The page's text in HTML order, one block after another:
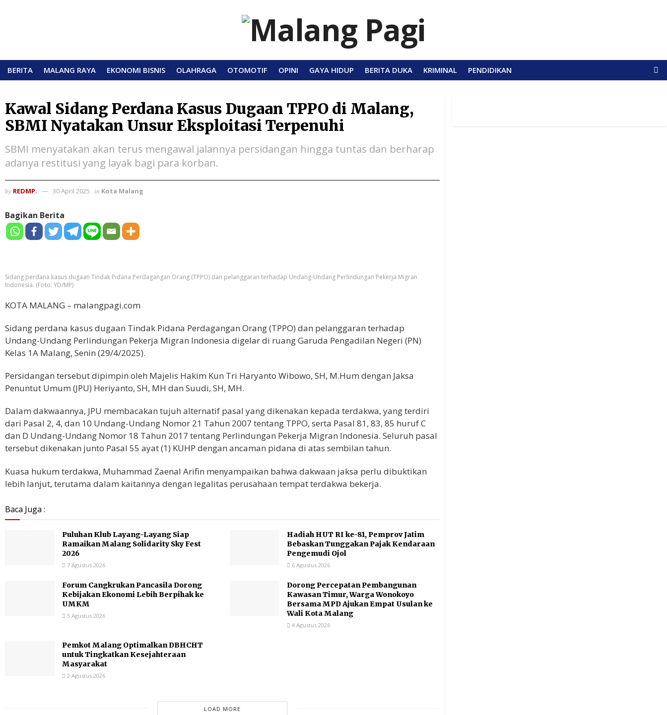
BERITA MALANG RAYA EKONOMI BISNIS OLAHRAGA OTOMOTIF OPINI GAYA HIDUP BERITA DUKA KRIMINAL PENDIDIKAN
Kawal Sidang Perdana Kasus Dugaan TPPO di Malang,
SBMI Nyatakan Unsur Eksploitasi Terpenuhi
SBMI menyatakan akan terus mengawal jalannya persidangan hingga tuntas dan berharap
adanya restitusi yang layak bagi para korban.
by REDMP. 30 April 2025 in Kota Malang
Bagikan Berita
Sidang perdana kasus dugaan Tindak Pidana Perdagangan Orang (TPPO) dan pelanggaran terhadap Undang-Undang Perlindungan Pekerja Migran
Indonesia. (Foto: YD/MP)
KOTA MALANG – malangpagi.com
Sidang perdana kasus dugaan Tindak Pidana Perdagangan Orang (TPPO) dan pelanggaran terhadap
Undang-Undang Perlindungan Pekerja Migran Indonesia digelar di ruang Garuda Pengadilan Negeri (PN)
Kelas 1A Malang, Senin (29/4/2025).
Persidangan tersebut dipimpin oleh Majelis Hakim Kun Tri Haryanto Wibowo, SH, M.Hum dengan Jaksa
Penuntut Umum (JPU) Heriyanto, SH, MH dan Suudi, SH, MH.
Dalam dakwaannya, JPU membacakan tujuh alternatif pasal yang dikenakan kepada terdakwa, yang terdiri
dari Pasal 2, 4, dan 10 Undang-Undang Nomor 21 Tahun 2007 tentang TPPO, serta Pasal 81, 83, 85 huruf C
dan D Undang-Undang Nomor 18 Tahun 2017 tentang Perlindungan Pekerja Migran Indonesia. Seluruh pasal
tersebut dikenakan junto Pasal 55 ayat (1) KUHP dengan ancaman pidana di atas sembilan tahun.
Kuasa hukum terdakwa, Muhammad Zaenal Arifin menyampaikan bahwa dakwaan jaksa perlu dibuktikan
lebih lanjut, terutama dalam kaitannya dengan legalitas perusahaan tempat terdakwa bekerja.
Baca Juga :
Puluhan Klub Layang-Layang Siap
Ramaikan Malang Solidarity Sky Fest
2026
7 Agustus 2026
Hadiah HUT RI ke-81, Pemprov Jatim
Bebaskan Tunggakan Pajak Kendaraan
Pengemudi Ojol
6 Agustus 2026
Forum Cangkrukan Pancasila Dorong
Kebijakan Ekonomi Lebih Berpihak ke
UMKM
5 Agustus 2026
Dorong Percepatan Pembangunan
Kawasan Timur, Warga Wonokoyo
Bersama MPD Ajukan Empat Usulan ke
Wali Kota Malang
4 Agustus 2026
Pemkot Malang Optimalkan DBHCHT
untuk Tingkatkan Kesejahteraan
Masyarakat
2 Agustus 2026
LOAD MORE